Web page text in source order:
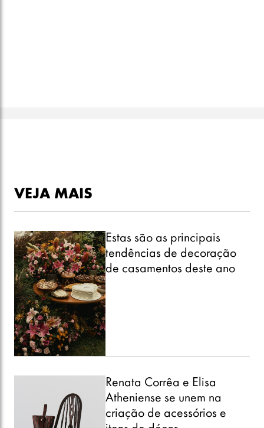
VEJA MAIS
Estas são as principais
tendências de decoração
de casamentos deste ano
Renata Corrêa e Elisa
Atheniense se unem na
criação de acessórios e